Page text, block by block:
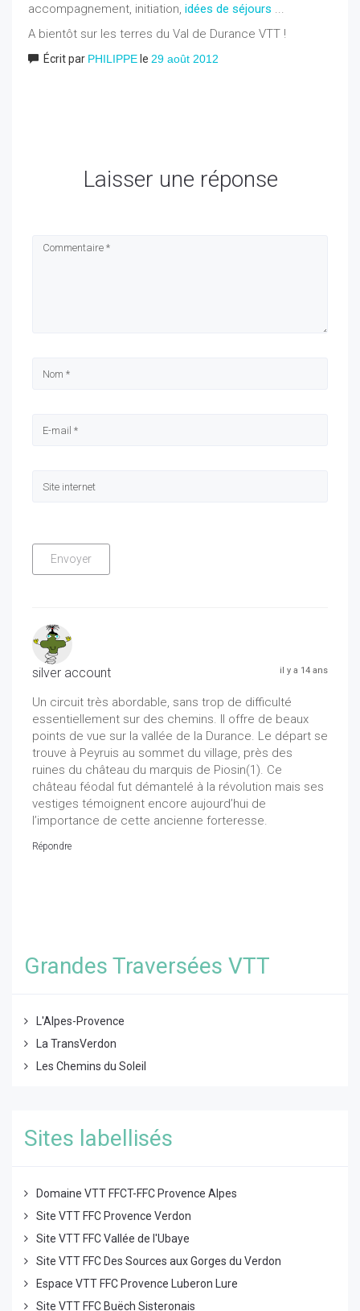
accompagnement, initiation, idées de séjours ...
A bientôt sur les terres du Val de Durance VTT !
Écrit par PHILIPPE le 29 août 2012
Laisser une réponse
silver account il y a 14 ans
Un circuit très abordable, sans trop de difficulté
essentiellement sur des chemins. Il offre de beaux
points de vue sur la vallée de la Durance. Le départ se
trouve à Peyruis au sommet du village, près des
ruines du château du marquis de Piosin(1). Ce
château féodal fut démantelé à la révolution mais ses
vestiges témoignent encore aujourd’hui de
l’importance de cette ancienne forteresse.
Répondre
Grandes Traversées VTT
L'Alpes-Provence
La TransVerdon
Les Chemins du Soleil
Sites labellisés
Domaine VTT FFCT-FFC Provence Alpes
Site VTT FFC Provence Verdon
Site VTT FFC Vallée de l'Ubaye
Site VTT FFC Des Sources aux Gorges du Verdon
Espace VTT FFC Provence Luberon Lure
Site VTT FFC Buëch Sisteronais